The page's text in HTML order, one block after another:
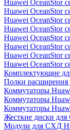
Huawei OceanStor
Huawei OceanStor
Huawei OceanStor
Huawei OceanStor
Huawei OceanStor
Huawei OceanStor
Huawei OceanStor
Huawei OceanStor
Комплектующие
Полки
Коммутаторы
Коммутаторы
Коммутаторы
Жесткие диски
Модули для СХД